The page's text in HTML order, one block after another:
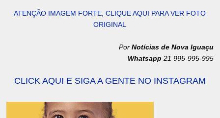
ATENÇÃO IMAGEM FORTE, CLIQUE AQUI PARA VER FOTO
ORIGINAL
Por Notícias de Nova Iguaçu
Whatsapp 21 995-995-995
CLICK AQUI E SIGA A GENTE NO INSTAGRAM